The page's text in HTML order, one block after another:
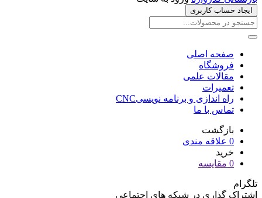
ایجاد حساب کاربری
صفحه اصلی
فروشگاه
مقالات علمی
تعمیرات
راه اندازی و برنامه نویسیCNC
تماس با ما
بازگشت
0 علاقه مندی
خرید
0 مقایسه
تلگرام
اشتراک گذاری در شبکه های اجتماعی